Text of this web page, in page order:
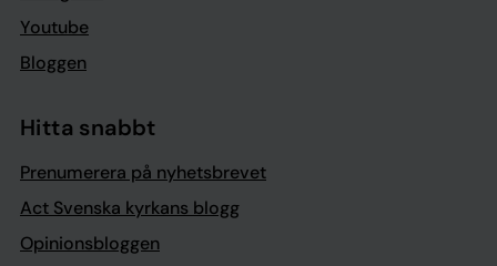
Youtube
Bloggen
Hitta snabbt
Prenumerera på nyhetsbrevet
Act Svenska kyrkans blogg
Opinionsbloggen